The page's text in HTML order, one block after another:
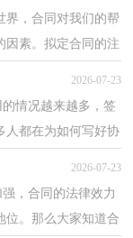
界，合同对我们的帮
因素。拟定合同的注
收集...
2026-07-23
情况越来越多，签
人都在为如何写好协
参考...
2026-07-23
，合同的法律效力
位。那么大家知道合